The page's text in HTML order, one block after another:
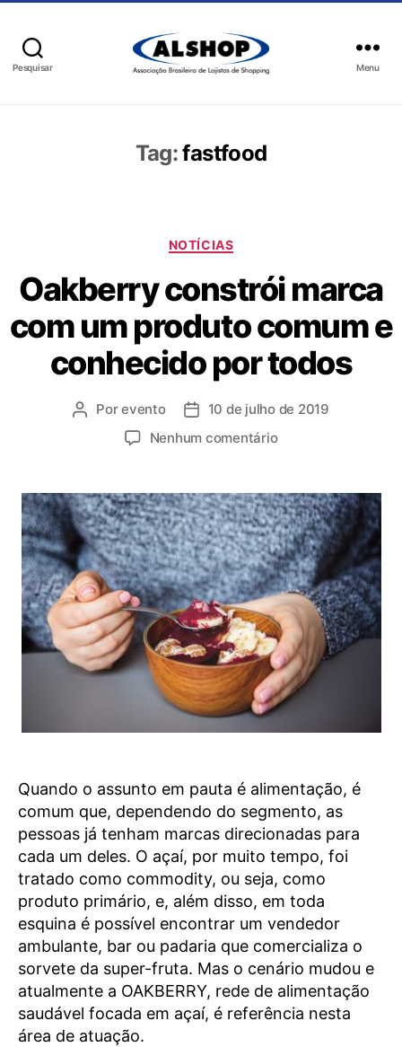
Pesquisar Menu
Tag:fastfood
NOTÍCIAS
Oakberry constrói marca
com um produto comum e
conhecido por todos
Porevento
10 de julho de 2019
Nenhum comentário
Quando o assunto em pauta é alimentação, é
comum que, dependendo do segmento, as
pessoas já tenham marcas direcionadas para
cada um deles. O açaí, por muito tempo, foi
tratado como commodity, ou seja, como
produto primário, e, além disso, em toda
esquina é possível encontrar um vendedor
ambulante, bar ou padaria que comercializa o
sorvete da super-fruta. Mas o cenário mudou e
atualmente a OAKBERRY, rede de alimentação
saudável focada em açaí, é referência nesta
área de atuação.